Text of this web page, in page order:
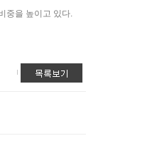
중을 높이고 있다.